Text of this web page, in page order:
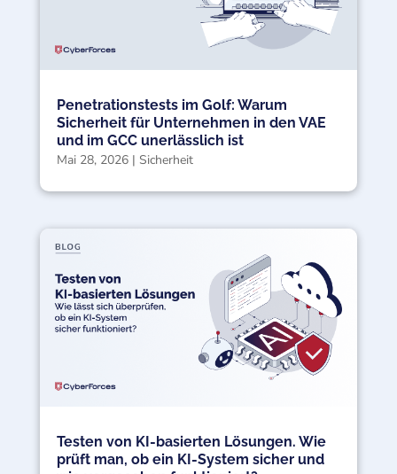
Penetrationstests im Golf: Warum
Sicherheit für Unternehmen in den VAE
und im GCC unerlässlich ist
Mai 28, 2026| Sicherheit
Testen von KI-basierten Lösungen. Wie
prüft man, ob ein KI-System sicher und